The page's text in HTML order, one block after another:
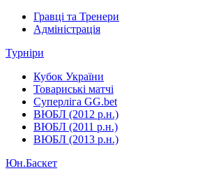
Гравці та Тренери
Адміністрація
Турніри
Кубок України
Товариські матчі
Суперліга GG.bet
ВЮБЛ (2012 р.н.)
ВЮБЛ (2011 р.н.)
ВЮБЛ (2013 р.н.)
Юн.Баскет